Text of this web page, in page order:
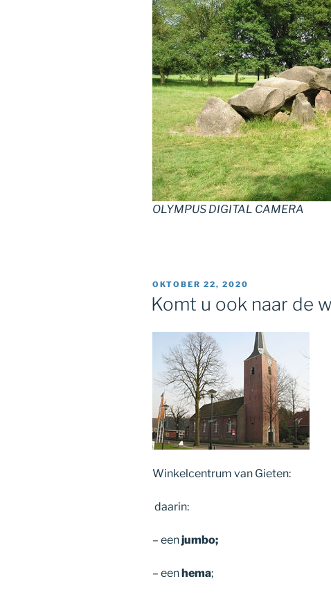
OLYMPUS DIGITAL CAMERA
GEPLAATST
OP
OKTOBER 22, 2020
Komt u ook naar de
Winkelcentrum van Gieten:
daarin:
– eenjumbo;
– een hema;